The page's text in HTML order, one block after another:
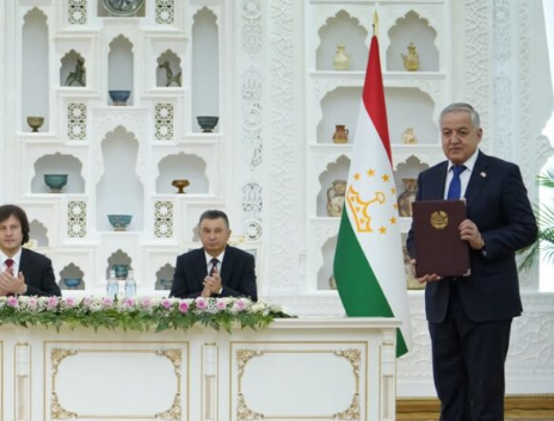
გამართულ
ზურაბ აზარაშვილი: